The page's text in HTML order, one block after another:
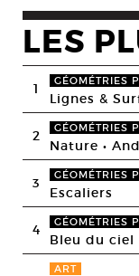
LES
1 GÉOMÉTRIES
Lignes &
2 GÉOMÉTRIES
Nature •
3 GÉOMÉTRIES
Escaliers
4 GÉOMÉTRIES
Bleu du ciel
ART